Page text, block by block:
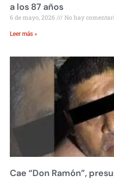
a los 87 años
6 de mayo, 2026 No hay
Leer más »
Cae “Don Ramón”,